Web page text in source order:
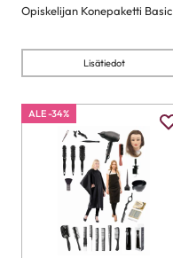
Opiskelijan Konepaketti Basic
Lisätiedot
ALE -34%